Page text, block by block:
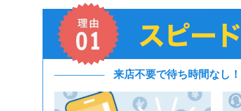
来店不要で待ち時間なし！